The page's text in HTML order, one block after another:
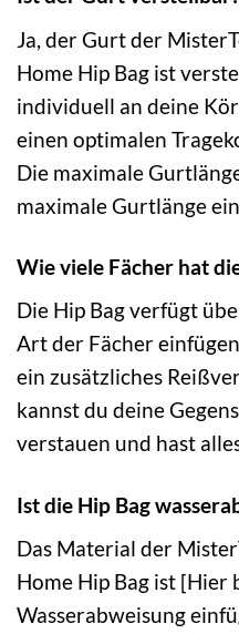
Ja, der Gurt der
Home Hip Bag ist
individuell an deine
einen optimalen
Die maximale
maximale Gurtlänge
Wie viele Fächer hat
Die Hip Bag verfügt
Art der Fächer
ein zusätzliches
kannst du deine
verstauen und hast
Ist die Hip Bag
Das Material der
Home Hip Bag ist [Hier
Wasserabweisung